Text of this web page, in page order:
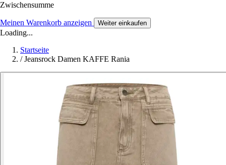
Zwischensumme
Meinen Warenkorb anzeigen Weiter einkaufen
Loading...
Startseite
/ Jeansrock Damen KAFFE Rania